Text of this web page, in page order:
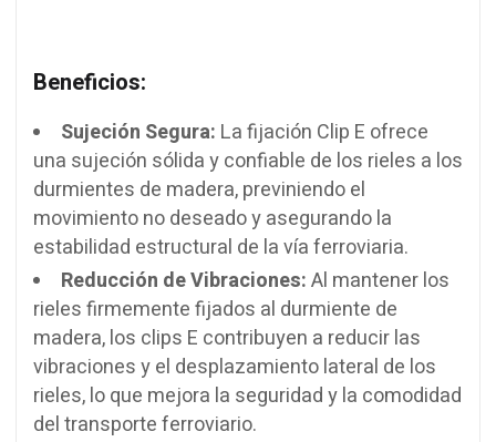
Beneficios:
Sujeción Segura: La fijación Clip E ofrece
una sujeción sólida y confiable de los rieles a los
durmientes de madera, previniendo el
movimiento no deseado y asegurando la
estabilidad estructural de la vía ferroviaria.
Reducción de Vibraciones:Al mantener los
rieles firmemente fijados al durmiente de
madera, los clips E contribuyen a reducir las
vibraciones y el desplazamiento lateral de los
rieles, lo que mejora la seguridad y la comodidad
del transporte ferroviario.